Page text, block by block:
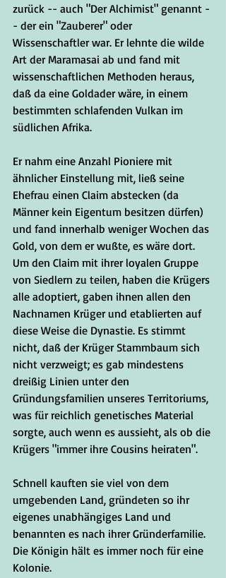
zurück -- auch "Der Alchimist" genannt -
- der ein "Zauberer" oder
Wissenschaftler war. Er lehnte die wilde
Art der Maramasai ab und fand mit
wissenschaftlichen Methoden heraus,
daß da eine Goldader wäre, in einem
bestimmten schlafenden Vulkan im
südlichen Afrika.
Er nahm eine Anzahl Pioniere mit
ähnlicher Einstellung mit, ließ seine
Ehefrau einen Claim abstecken (da
Männer kein Eigentum besitzen dürfen)
und fand innerhalb weniger Wochen das
Gold, von dem er wußte, es wäre dort.
Um den Claim mit ihrer loyalen Gruppe
von Siedlern zu teilen, haben die Krügers
alle adoptiert, gaben ihnen allen den
Nachnamen Krüger und etablierten auf
diese Weise die Dynastie. Es stimmt
nicht, daß der Krüger Stammbaum sich
nicht verzweigt; es gab mindestens
dreißig Linien unter den
Gründungsfamilien unseres Territoriums,
was für reichlich genetisches Material
sorgte, auch wenn es aussieht, als ob die
Krügers "immer ihre Cousins heiraten".
Schnell kauften sie viel von dem
umgebenden Land, gründeten so ihr
eigenes unabhängiges Land und
benannten es nach ihrer Gründerfamilie.
Die Königin hält es immer noch für eine
Kolonie.